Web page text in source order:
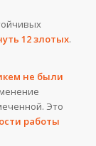
12 злотых.
не были
Это
работы